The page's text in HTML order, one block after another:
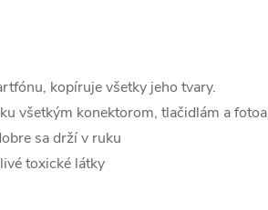
kopíruje všetky jeho tvary.
všetkým konektorom, tlačidlám a
sa drží v ruku
toxické látky